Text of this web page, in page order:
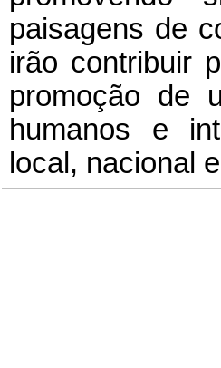
paisagens de
irão contribuir
promoção de
humanos e
local, nacional